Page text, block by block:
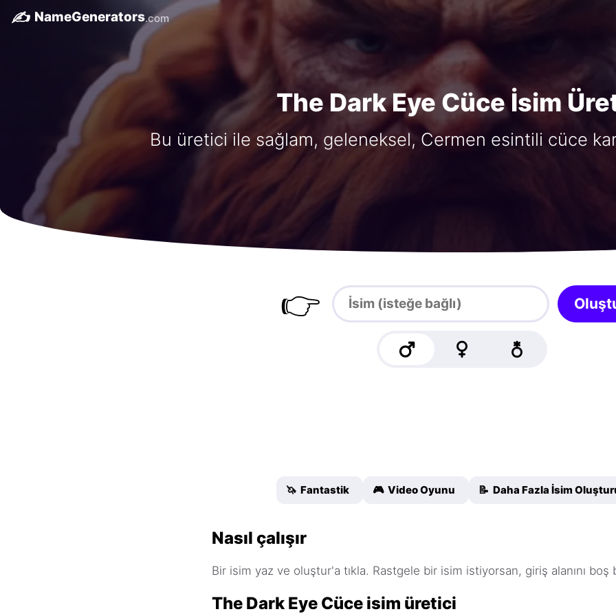
✍️ NameGenerators.com
The Dark Eye Cüce İsim
Bu üretici ile sağlam, geleneksel, Cermen esintili cüce
👉
🦄 Fantastik 🎮 Video Oyunu 📝 Daha Fazla İsim
Nasıl çalışır
Bir isim yaz ve oluştur'a tıkla. Rastgele bir isim istiyorsan, giriş alanını boş
The Dark Eye Cüce isim üretici